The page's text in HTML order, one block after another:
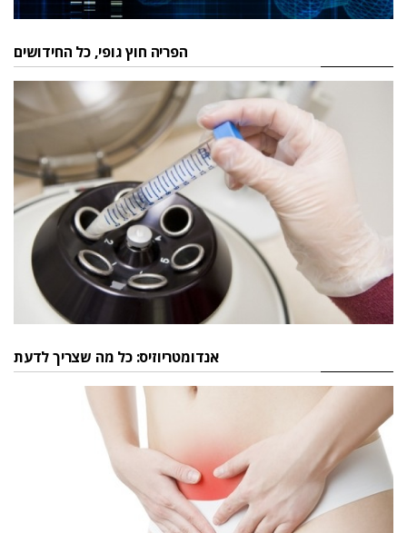
הפריה חוץ גופי, כל החידושים
אנדומטריוזיס: כל מה שצריך לדעת